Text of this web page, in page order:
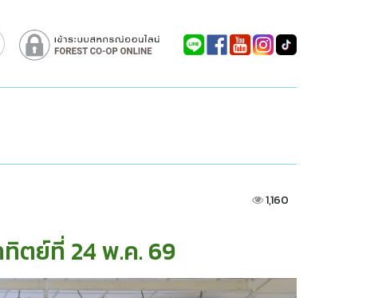
1,160
ตย์ที่ 24 พ.ค. 69